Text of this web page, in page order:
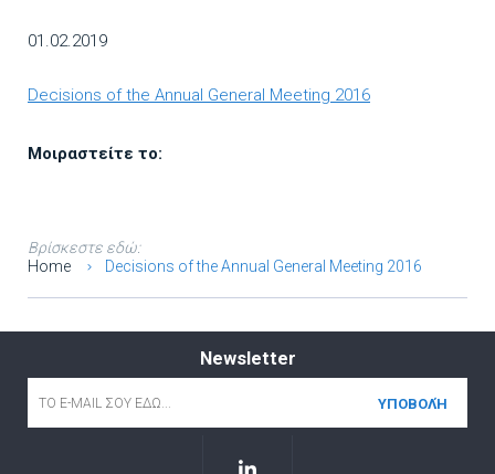
01.02.2019
Decisions of the Annual General Meeting 2016
Μοιραστείτε το:
Βρίσκεστε εδώ:
Home
Decisions of the Annual General Meeting 2016
Newsletter